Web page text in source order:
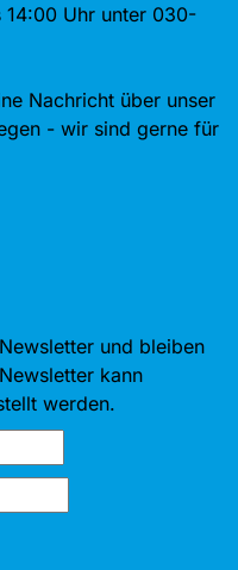
Uhr unter 030-
Nachricht über unser
- wir sind gerne für
und bleiben
kann
werden.